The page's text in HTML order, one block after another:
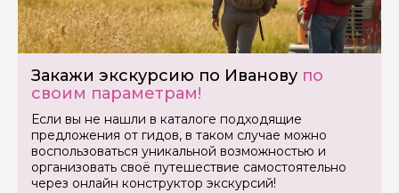
Закажи экскурсию по Иванову по
своим параметрам!
Если вы не нашли в каталоге подходящие
предложения от гидов, в таком случае можно
воспользоваться уникальной возможностью и
организовать своё путешествие самостоятельно
через онлайн конструктор экскурсий!
Задайте свой вопрос гиду
Как вас зовут